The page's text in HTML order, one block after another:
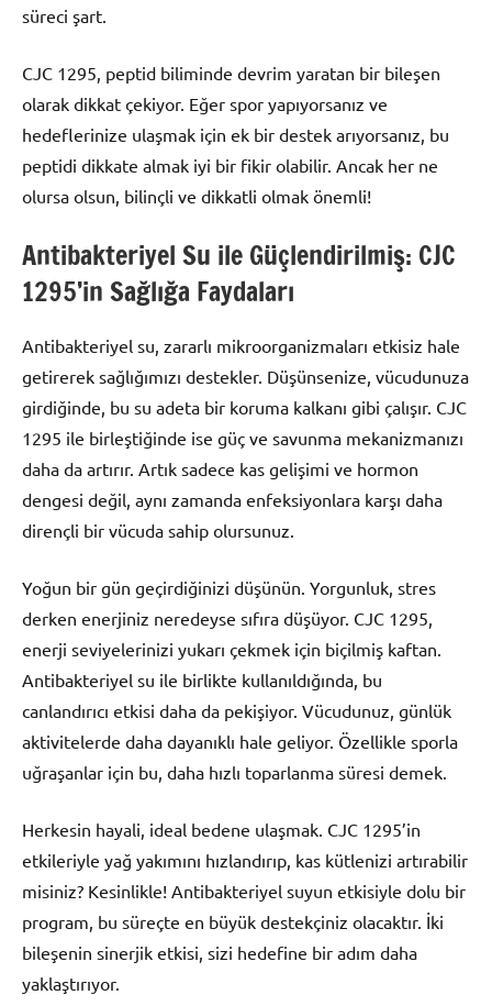
süreci şart.
CJC 1295, peptid biliminde devrim yaratan bir bileşen
olarak dikkat çekiyor. Eğer spor yapıyorsanız ve
hedeflerinize ulaşmak için ek bir destek arıyorsanız, bu
peptidi dikkate almak iyi bir fikir olabilir. Ancak her ne
olursa olsun, bilinçli ve dikkatli olmak önemli!
Antibakteriyel Su ile Güçlendirilmiş: CJC
1295’in Sağlığa Faydaları
Antibakteriyel su, zararlı mikroorganizmaları etkisiz hale
getirerek sağlığımızı destekler. Düşünsenize, vücudunuza
girdiğinde, bu su adeta bir koruma kalkanı gibi çalışır. CJC
1295 ile birleştiğinde ise güç ve savunma mekanizmanızı
daha da artırır. Artık sadece kas gelişimi ve hormon
dengesi değil, aynı zamanda enfeksiyonlara karşı daha
dirençli bir vücuda sahip olursunuz.
Yoğun bir gün geçirdiğinizi düşünün. Yorgunluk, stres
derken enerjiniz neredeyse sıfıra düşüyor. CJC 1295,
enerji seviyelerinizi yukarı çekmek için biçilmiş kaftan.
Antibakteriyel su ile birlikte kullanıldığında, bu
canlandırıcı etkisi daha da pekişiyor. Vücudunuz, günlük
aktivitelerde daha dayanıklı hale geliyor. Özellikle sporla
uğraşanlar için bu, daha hızlı toparlanma süresi demek.
Herkesin hayali, ideal bedene ulaşmak. CJC 1295’in
etkileriyle yağ yakımını hızlandırıp, kas kütlenizi artırabilir
misiniz? Kesinlikle! Antibakteriyel suyun etkisiyle dolu bir
program, bu süreçte en büyük destekçiniz olacaktır. İki
bileşenin sinerjik etkisi, sizi hedefine bir adım daha
yaklaştırıyor.